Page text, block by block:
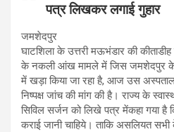
पत्र लिखकर लगाई गुहार
जमशेदपुर
घाटशिला के उत्तरी मऊभंडार की
के नकली आंख मामले में जिस जमशेदपुर
में खड़ा किया जा रहा है, आज उस
निष्पक्ष जांच की मांग की है। राज्य के
सिविल सर्जन को लिखे पत्र मेंकहा गया है
कराई जानी चाहिये। ताकि असलियत